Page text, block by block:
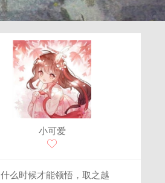
小可爱
什么时候才能领悟，取之越